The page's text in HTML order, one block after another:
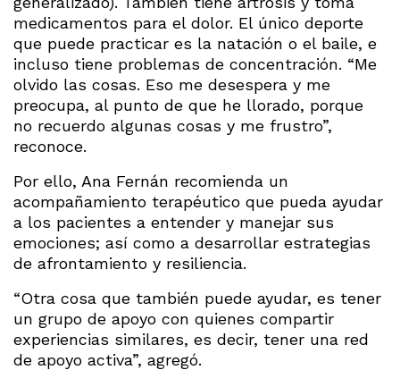
medicamentos para el dolor. El único deporte
que puede practicar es la natación o el baile, e
incluso tiene problemas de concentración. “Me
olvido las cosas. Eso me desespera y me
preocupa, al punto de que he llorado, porque
no recuerdo algunas cosas y me frustro”,
reconoce.
Por ello, Ana Fernán recomienda un
acompañamiento terapéutico que pueda ayudar
a los pacientes a entender y manejar sus
emociones; así como a desarrollar estrategias
de afrontamiento y resiliencia.
“Otra cosa que también puede ayudar, es tener
un grupo de apoyo con quienes compartir
experiencias similares, es decir, tener una red
de apoyo activa”, agregó.